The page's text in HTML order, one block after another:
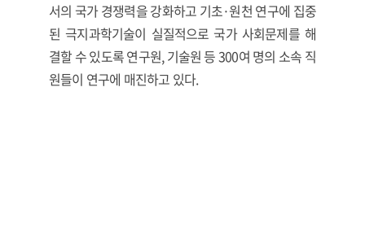
서의 국가 경쟁력을 강화하고 기초·원천 연구에 집중
된 극지과학기술이 실질적으로 국가 사회문제를 해
결할 수 있도록 연구원, 기술원 등 300여 명의 소속 직
원들이 연구에 매진하고 있다.